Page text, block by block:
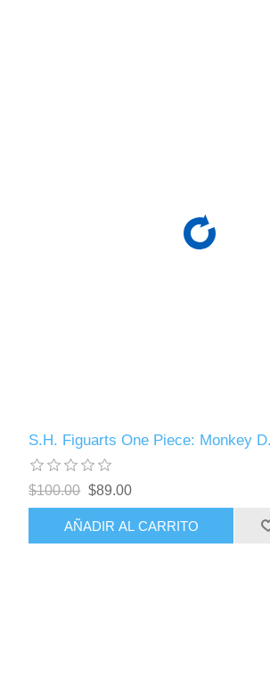
S.H. Figuarts One Piece: Monkey
$100.00 $89.00
AÑADIR AL CARRITO